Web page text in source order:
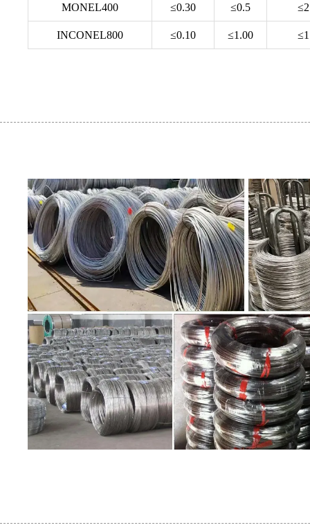
MONEL400 ≤0.30 ≤0.5
INCONEL800 ≤0.10 ≤1.00